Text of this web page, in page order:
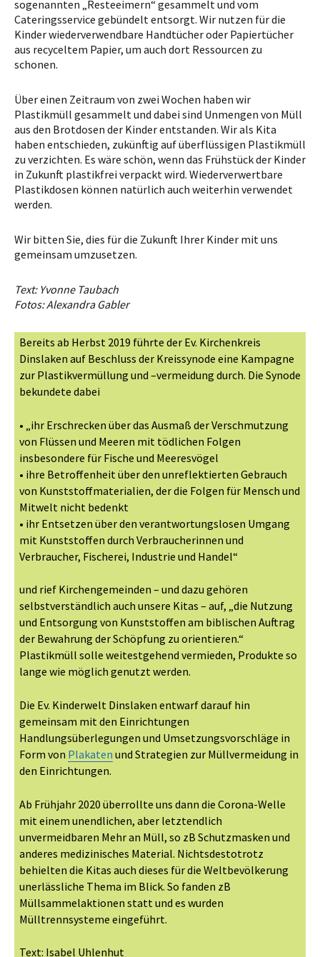
sogenannten „Resteeimern“ gesammelt und vom
Cateringsservice gebündelt entsorgt. Wir nutzen für die
Kinder wiederverwendbare Handtücher oder Papiertücher
aus recyceltem Papier, um auch dort Ressourcen zu
schonen.
Über einen Zeitraum von zwei Wochen haben wir
Plastikmüll gesammelt und dabei sind Unmengen von Müll
aus den Brotdosen der Kinder entstanden. Wir als Kita
haben entschieden, zukünftig auf überflüssigen Plastikmüll
zu verzichten. Es wäre schön, wenn das Frühstück der Kinder
in Zukunft plastikfrei verpackt wird. Wiederverwertbare
Plastikdosen können natürlich auch weiterhin verwendet
werden.
Wir bitten Sie, dies für die Zukunft Ihrer Kinder mit uns
gemeinsam umzusetzen.
Text: Yvonne Taubach
Fotos: Alexandra Gabler
Bereits ab Herbst 2019 führte der Ev. Kirchenkreis
Dinslaken auf Beschluss der Kreissynode eine Kampagne
zur Plastikvermüllung und –vermeidung durch. Die Synode
bekundete dabei
• „ihr Erschrecken über das Ausmaß der Verschmutzung
von Flüssen und Meeren mit tödlichen Folgen
insbesondere für Fische und Meeresvögel
• ihre Betroffenheit über den unreflektierten Gebrauch
von Kunststoffmaterialien, der die Folgen für Mensch und
Mitwelt nicht bedenkt
• ihr Entsetzen über den verantwortungslosen Umgang
mit Kunststoffen durch Verbraucherinnen und
Verbraucher, Fischerei, Industrie und Handel“
und rief Kirchengemeinden – und dazu gehören
selbstverständlich auch unsere Kitas – auf, „die Nutzung
und Entsorgung von Kunststoffen am biblischen Auftrag
der Bewahrung der Schöpfung zu orientieren.“
Plastikmüll solle weitestgehend vermieden, Produkte so
lange wie möglich genutzt werden.
Die Ev. Kinderwelt Dinslaken entwarf darauf hin
gemeinsam mit den Einrichtungen
Handlungsüberlegungen und Umsetzungsvorschläge in
Form von Plakaten und Strategien zur Müllvermeidung in
den Einrichtungen.
Ab Frühjahr 2020 überrollte uns dann die Corona-Welle
mit einem unendlichen, aber letztendlich
unvermeidbaren Mehr an Müll, so zB Schutzmasken und
anderes medizinisches Material. Nichtsdestotrotz
behielten die Kitas auch dieses für die Weltbevölkerung
unerlässliche Thema im Blick. So fanden zB
Müllsammelaktionen statt und es wurden
Mülltrennsysteme eingeführt.
Text: Isabel Uhlenhut